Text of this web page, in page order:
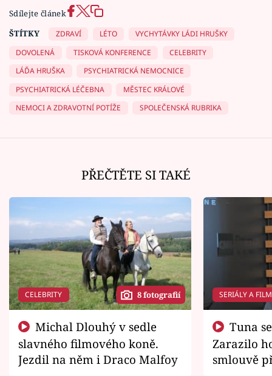
Sdílejte článek
ŠTÍTKY
ZDRAVÍ LÉTO
VYCHYTÁVKY LÁDI HRUŠKY
DOVOLENÁ
TISKOVÁ KONFERENCE
CELEBRITY
LÁĎA HRUŠKA
PSYCHIATRICKÁ NEMOCNICE
PSYCHIATRICKÁ LÉČEBNA
MĚSTEC KRÁLOVÉ
NEMOCI A ZDRAVOTNÍ POTÍŽE
SPOLEČENSKÁ RUBRIKA
PŘEČTĚTE SI TAKÉ
CELEBRITY 8 fotografií
slavného filmového koně.
Jezdil na něm i Draco Malfoy
SERIÁLY A
Zarazilo
smlouvě